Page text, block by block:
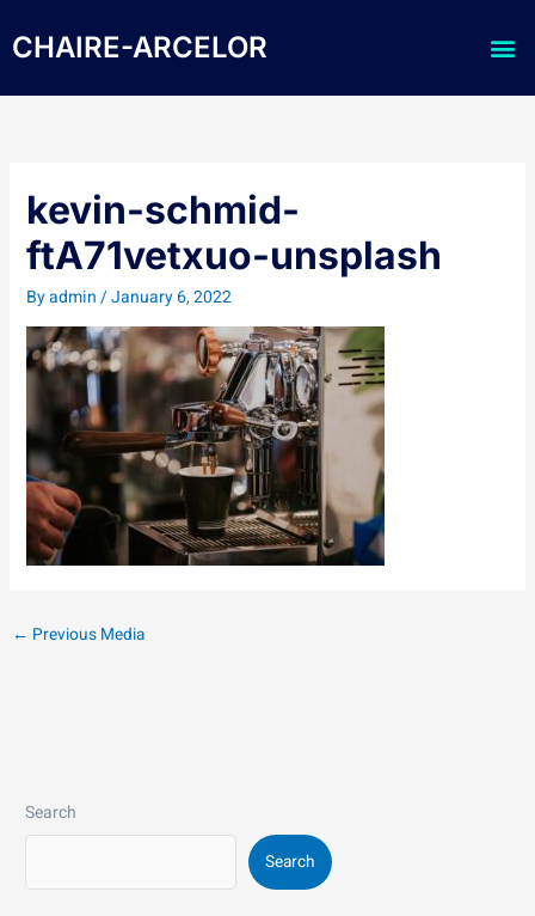
to
content
CHAIRE-ARCELOR
kevin-schmid-
ftA71vetxuo-unsplash
Byadmin/January 6, 2022
← Previous Media
Search
Search